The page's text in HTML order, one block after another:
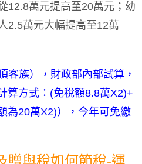
12.8萬元提高至20萬元；幼
2.5萬元大幅提高至12萬
客族），財政部內部試算，
算方式：(免稅額8.8萬X2)+
為20萬X2)），今年可免繳